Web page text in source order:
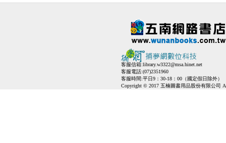
客服信箱:library.w3322@msa.hinet.net
客服電話:(07)2351960
客服時間:平日9：30-18：00（國定假日除外）
Copyright © 2017 五楠圖書用品股份有限公司